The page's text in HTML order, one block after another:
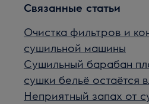
Связанные статьи
Очистка фильтров и
сушильной машины
Сушильный барабан
сушки бельё остаётся
Неприятный запах от